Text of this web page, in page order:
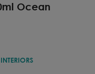
Ocean